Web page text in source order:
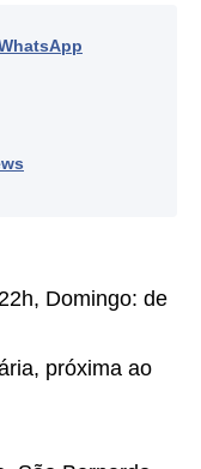
Domingo: de
próxima ao